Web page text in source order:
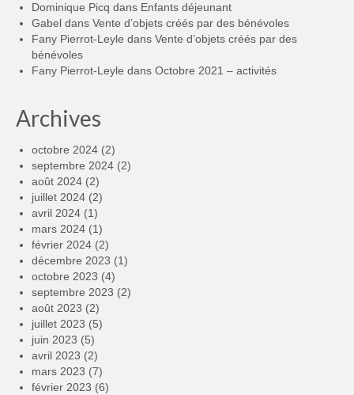
Dominique Picq dans Enfants déjeunant
Gabel dans Vente d’objets créés par des bénévoles
Fany Pierrot-Leyle dans Vente d’objets créés par des
bénévoles
Fany Pierrot-Leyle dans Octobre 2021 – activités
Archives
octobre 2024 (2)
septembre 2024 (2)
août 2024 (2)
juillet 2024 (2)
avril 2024 (1)
mars 2024 (1)
février 2024 (2)
décembre 2023 (1)
octobre 2023 (4)
septembre 2023 (2)
août 2023 (2)
juillet 2023 (5)
juin 2023 (5)
avril 2023 (2)
mars 2023 (7)
février 2023 (6)